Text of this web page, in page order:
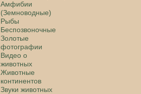
Амфибии
(Земноводные)
Рыбы
Беспозвоночные
Золотые
фотографии
Видео о
животных
Животные
континентов
Звуки животных